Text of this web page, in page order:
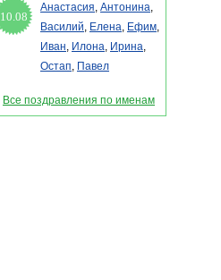
10.08
Анастасия, Антонина,
Василий, Елена, Ефим,
Иван, Илона, Ирина,
Остап, Павел
Все поздравления по именам